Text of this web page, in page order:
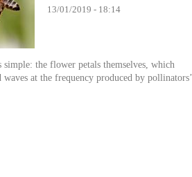
13/01/2019 - 18:14
simple: the flower petals themselves, which
waves at the frequency produced by pollinators’